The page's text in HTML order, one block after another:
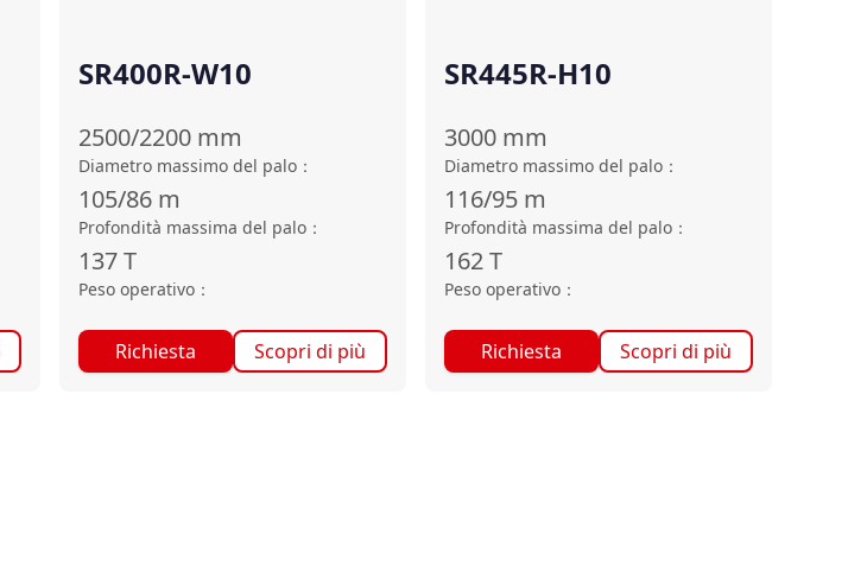
SR400R-W10
2500/2200 mm
Diametro massimo del palo ：
105/86 m
Profondità massima del palo ：
137T
Peso operativo ：
Richiesta Scopri di più
SR445R-H10
3000 mm
Diametro massimo del palo ：
116/95 m
Profondità massima del palo ：
162T
Peso operativo ：
Richiesta Scopri di più